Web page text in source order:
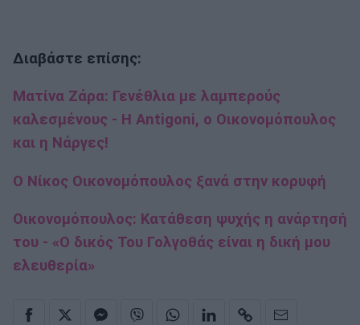
Διαβάστε επίσης:
Ματίνα Ζάρα: Γενέθλια με λαμπερούς
καλεσμένους - Η Antigoni, ο Οικονομόπουλος
και η Νάργες!
Ο Νίκος Οικονομόπουλος ξανά στην κορυφή
Οικονομόπουλος: Κατάθεση ψυχής η ανάρτησή
του - «Ο δικός Του Γολγοθάς είναι η δική μου
ελευθερία»